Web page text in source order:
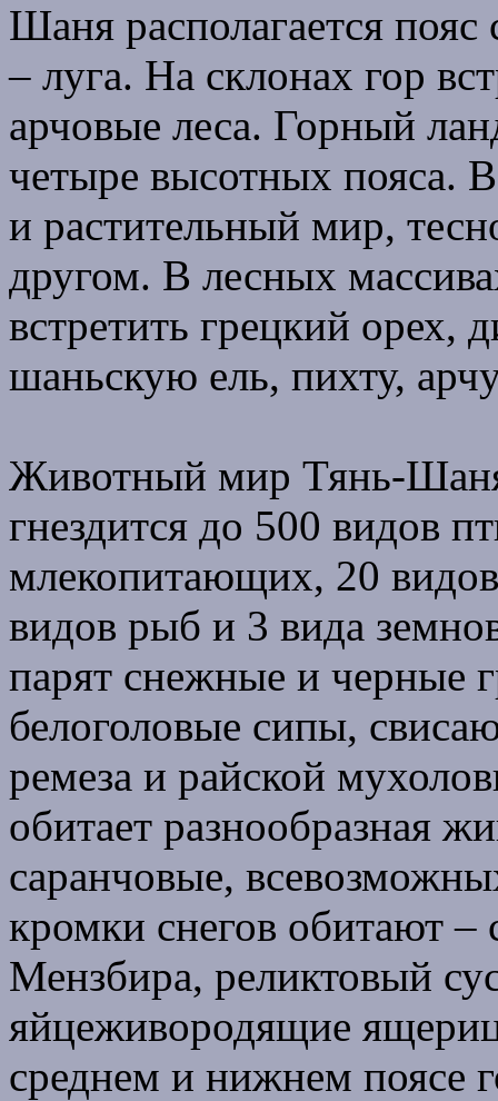
Шаня располагается
– луга. На склонах гор
арчовые леса. Горный
четыре высотных пояса.
и растительный мир,
другом. В лесных
встретить грецкий орех,
шаньскую ель, пихту,
Животный мир Тянь-Шаня
гнездится до 500 видов
млекопитающих, 20
видов рыб и 3 вида
парят снежные и черные
белоголовые сипы,
ремеза и райской
обитает разнообразная
саранчовые,
кромки снегов обитают
Мензбира, реликтовый
яйцеживородящие
среднем и нижнем поясе